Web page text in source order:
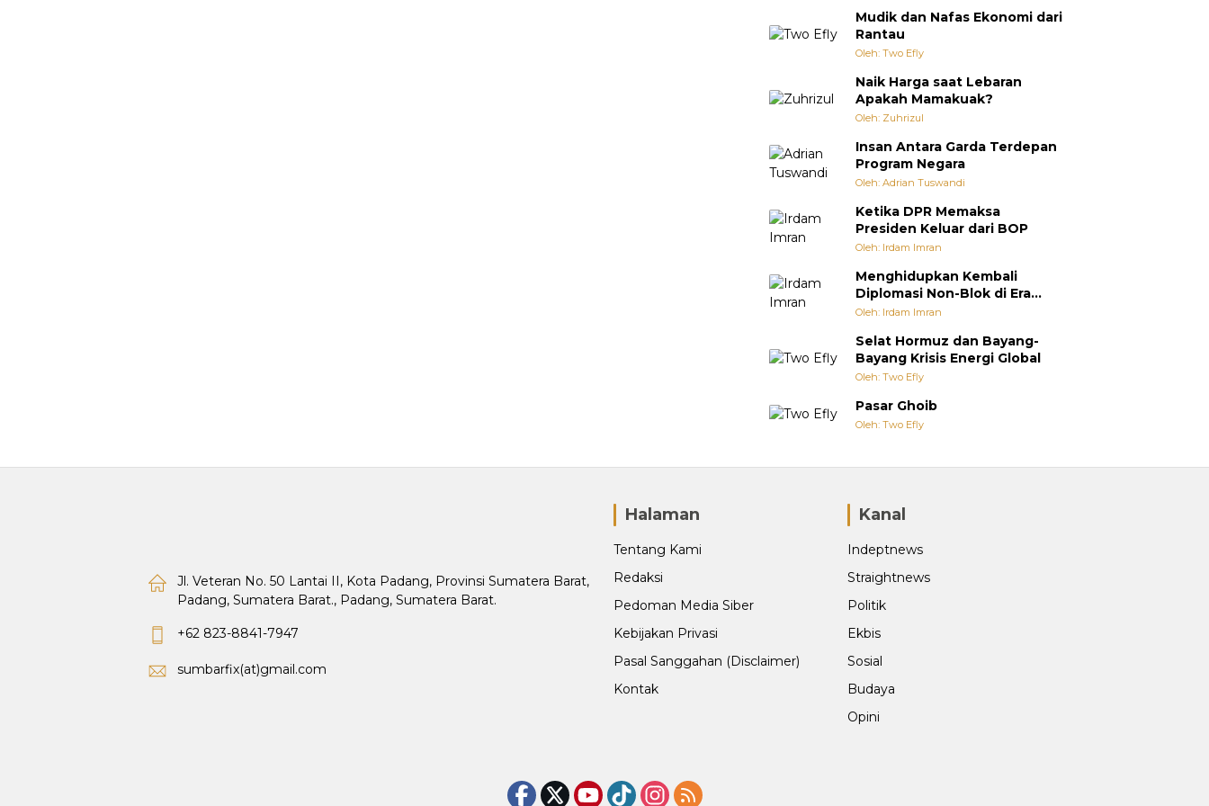
Mudik dan Nafas Ekonomi dari
Rantau
Oleh: Two Efly
Naik Harga saat Lebaran
Apakah Mamakuak?
Oleh: Zuhrizul
Insan Antara Garda Terdepan
Program Negara
Oleh: Adrian Tuswandi
Ketika DPR Memaksa
Presiden Keluar dari BOP
Oleh: Irdam Imran
Menghidupkan Kembali
Diplomasi Non-Blok di Era
Multipolar
Oleh: Irdam Imran
Selat Hormuz dan Bayang-
Bayang Krisis Energi Global
Oleh: Two Efly
Pasar Ghoib
Oleh: Two Efly
Jl. Veteran No. 50 Lantai II, Kota Padang, Provinsi Sumatera Barat,
Padang, Sumatera Barat., Padang, Sumatera Barat.
+62 823-8841-7947
sumbarfix(at)gmail.com
Halaman
Tentang Kami
Redaksi
Pedoman Media Siber
Kebijakan Privasi
Pasal Sanggahan (Disclaimer)
Kontak
Kanal
Indeptnews
Straightnews
Politik
Ekbis
Sosial
Budaya
Opini